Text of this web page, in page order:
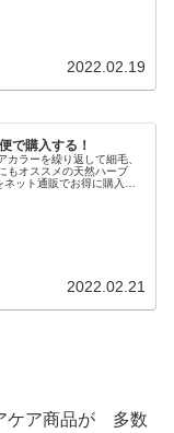
2022.02.19
で購入する！
カラーを繰り返して細毛、
もオススメの天然ハーブ
ット通販でお得に購入す
2022.02.21
ケア商品が 多数